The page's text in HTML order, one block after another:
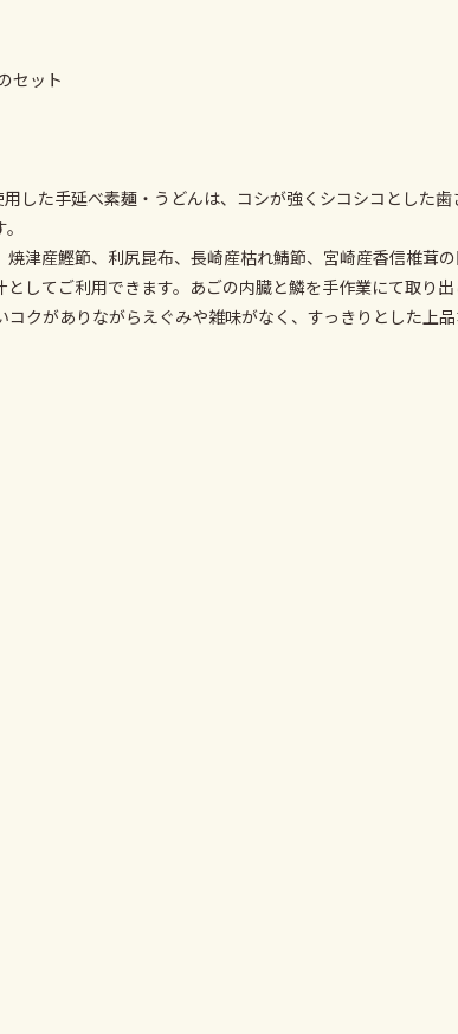
セット
した手延べ素麺・うどんは、コシが強くシコシコとした
津産鰹節、利尻昆布、長崎産枯れ鯖節、宮崎産香信椎茸
してご利用できます。あごの内臓と鱗を手作業にて取り
クがありながらえぐみや雑味がなく、すっきりとした上